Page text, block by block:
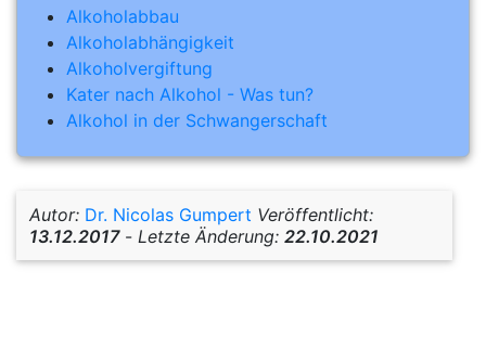
Alkoholabbau
Alkoholabhängigkeit
Alkoholvergiftung
Kater nach Alkohol - Was tun?
Alkohol in der Schwangerschaft
Autor: Dr. Nicolas Gumpert Veröffentlicht:
13.12.2017- Letzte Änderung: 22.10.2021